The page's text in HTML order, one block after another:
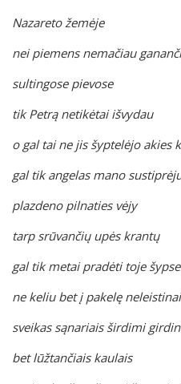
Nazareto žemėje
nei piemens nemačiau
sultingose pievose
tik Petrą netikėtai išvydau
o gal tai ne jis šyptelėjo akies
gal tik angelas mano
plazdeno pilnaties vėjy
tarp srūvančių upės krantų
gal tik metai pradėti toje
ne keliu bet į pakelę
sveikas sąnariais širdimi
bet lūžtančiais kaulais